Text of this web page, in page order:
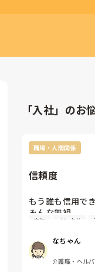
「入社」のお
職場・人間関係
信頼度
もう誰も信用で
みんな無視｡
わたしが送迎で
はぁー。なんか
のかなぁ｡メン
文句 メンタル
なちゃん
介護職・ヘル